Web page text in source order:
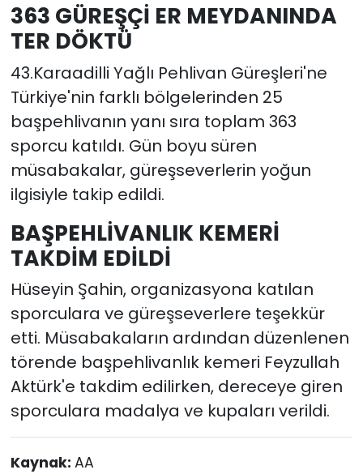
363 GÜREŞÇİ ER MEYDANINDA
TER DÖKTÜ
43.Karaadilli Yağlı Pehlivan Güreşleri'ne
Türkiye'nin farklı bölgelerinden 25
başpehlivanın yanı sıra toplam 363
sporcu katıldı. Gün boyu süren
müsabakalar, güreşseverlerin yoğun
ilgisiyle takip edildi.
BAŞPEHLİVANLIK KEMERİ
TAKDİM EDİLDİ
Hüseyin Şahin, organizasyona katılan
sporculara ve güreşseverlere teşekkür
etti. Müsabakaların ardından düzenlenen
törende başpehlivanlık kemeri Feyzullah
Aktürk'e takdim edilirken, dereceye giren
sporculara madalya ve kupaları verildi.
Kaynak: AA